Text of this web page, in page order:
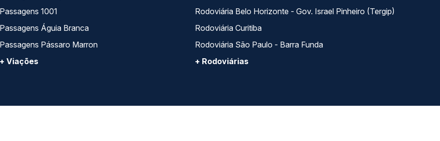
Passagens 1001
Passagens Águia Branca
Passagens Pássaro Marron
+ Viações
Rodoviária Belo Horizonte - Gov. Israel Pinheiro (Tergip)
Rodoviária Curitiba
Rodoviária São Paulo - Barra Funda
+ Rodoviárias